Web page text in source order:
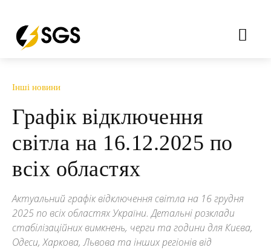
Інші новини
Графік відключення
світла на 16.12.2025 по
всіх областях
Актуальний графік відключення світла на 16 грудня
2025 по всіх областях України. Детальні розклади
стабілізаційних вимкнень, черги та години для Києва,
Одеси, Харкова, Львова та інших регіонів від